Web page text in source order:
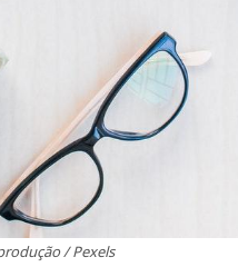
/ Pexels